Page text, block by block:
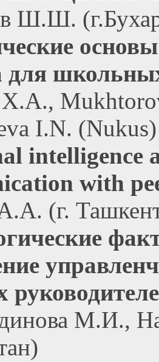
Ш.Ш.
для
I.N. (Nukus)
intelligence
with
(г.
М.И.,